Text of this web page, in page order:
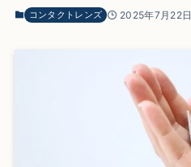
コンタクトレンズ 2025年7月22日